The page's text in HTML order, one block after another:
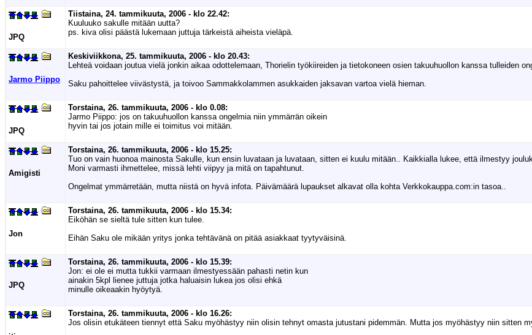
JPQ
Tiistaina, 24. tammikuuta, 2006 - klo 22.42:
Kuuluuko sakulle mitään uutta?
ps. kiva olisi päästä lukemaan juttuja tärkeistä aiheista vieläpä.
Jarmo Piippo
Keskiviikkona, 25. tammikuuta, 2006 - klo 20.43:
Lehteä voidaan joutua vielä jonkin aikaa odottelemaan, Thorielin työkiireiden ja tietokoneen osien takuuhuollon kanssa tulleiden
Saku pahoittelee viivästystä, ja toivoo Sammakkolammen asukkaiden jaksavan vartoa vielä hieman.
JPQ
Torstaina, 26. tammikuuta, 2006 - klo 0.08:
Jarmo Piippo: jos on takuuhuollon kanssa ongelmia niin ymmärrän oikein
hyvin tai jos jotain mille ei toimitus voi mitään.
Amigisti
Torstaina, 26. tammikuuta, 2006 - klo 15.25:
Tuo on vain huonoa mainosta Sakulle, kun ensin luvataan ja luvataan, sitten ei kuulu mitään.. Kaikkialla lukee, että ilmestyy
Moni varmasti ihmettelee, missä lehti viipyy ja mitä on tapahtunut.
Ongelmat ymmärretään, mutta niistä on hyvä infota. Päivämäärä lupaukset alkavat olla kohta Verkkokauppa.com:in tasoa..
Jon
Torstaina, 26. tammikuuta, 2006 - klo 15.34:
Eiköhän se sieltä tule sitten kun tulee.
Eihän Saku ole mikään yritys jonka tehtävänä on pitää asiakkaat tyytyväisinä.
JPQ
Torstaina, 26. tammikuuta, 2006 - klo 15.39:
Jon: ei ole ei mutta tukkii varmaan ilmestyessään pahasti netin kun
ainakin 5kpl lienee juttuja jotka haluaisin lukea jos olisi ehkä
minulle oikeaakin hyöytyä.
Torstaina, 26. tammikuuta, 2006 - klo 16.26:
Jos olisin etukäteen tiennyt että Saku myöhästyy niin olisin tehnyt omasta jutustani pidemmän. Mutta jos myöhästyy niin sitten